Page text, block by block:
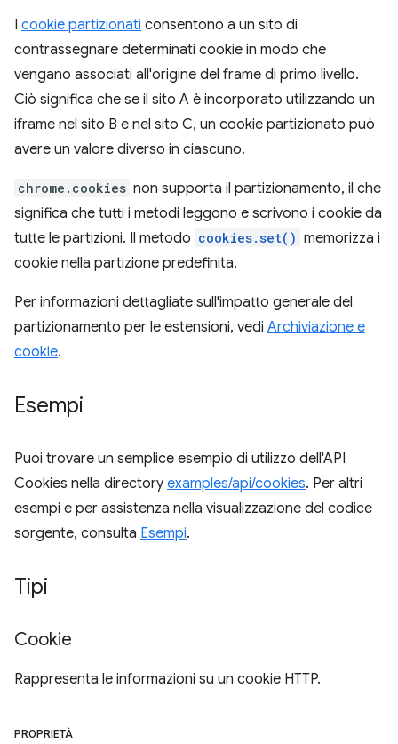
I cookie partizionati consentono a un sito di
contrassegnare determinati cookie in modo che
vengano associati all'origine del frame di primo livello.
Ciò significa che se il sito A è incorporato utilizzando un
iframe nel sito B e nel sito C, un cookie partizionato può
avere un valore diverso in ciascuno.
chrome.cookies non supporta il partizionamento, il che
significa che tutti i metodi leggono e scrivono i cookie da
tutte le partizioni. Il metodo cookies.set() memorizza i
cookie nella partizione predefinita.
Per informazioni dettagliate sull'impatto generale del
partizionamento per le estensioni, vedi Archiviazione e
cookie.
Esempi
Puoi trovare un semplice esempio di utilizzo dell'API
Cookies nella directory examples/api/cookies. Per altri
esempi e per assistenza nella visualizzazione del codice
sorgente, consulta Esempi.
Tipi
Cookie
Rappresenta le informazioni su un cookie HTTP.
PROPRIETÀ